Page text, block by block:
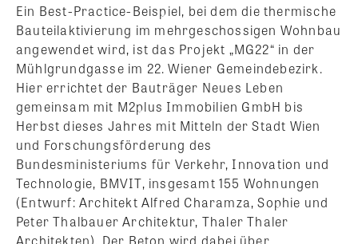
Ein Best-Practice-Beispiel, bei dem die thermische
Bauteilaktivierung im mehrgeschossigen Wohnbau
angewendet wird, ist das Projekt „MG22“ in der
Mühlgrundgasse im 22. Wiener Gemeindebezirk.
Hier errichtet der Bauträger Neues Leben
gemeinsam mit M2plus Immobilien GmbH bis
Herbst dieses Jahres mit Mitteln der Stadt Wien
und Forschungsförderung des
Bundesministeriums für Verkehr, Innovation und
Technologie, BMVIT, insgesamt 155 Wohnungen
(Entwurf: Architekt Alfred Charamza, Sophie und
Peter Thalbauer Architektur, Thaler Thaler